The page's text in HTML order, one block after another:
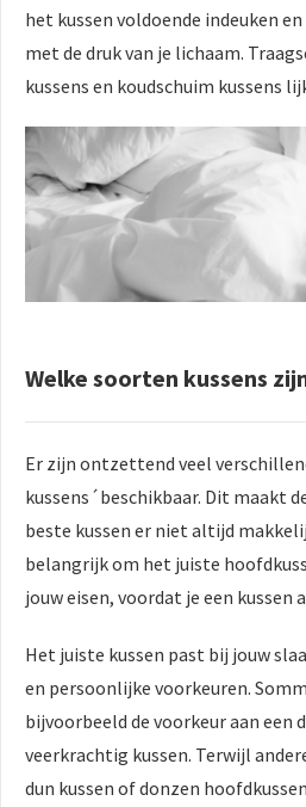
het kussen voldoende indeuken
met de druk van je lichaam.
kussens en koudschuim kussens
Welke soorten kussens
Er zijn ontzettend veel
kussens´beschikbaar. Dit maakt
beste kussen er niet altijd
belangrijk om het juiste
jouw eisen, voordat je een kussen
Het juiste kussen past bij jouw
en persoonlijke voorkeuren.
bijvoorbeeld de voorkeur aan een
veerkrachtig kussen. Terwijl
dun kussen of donzen